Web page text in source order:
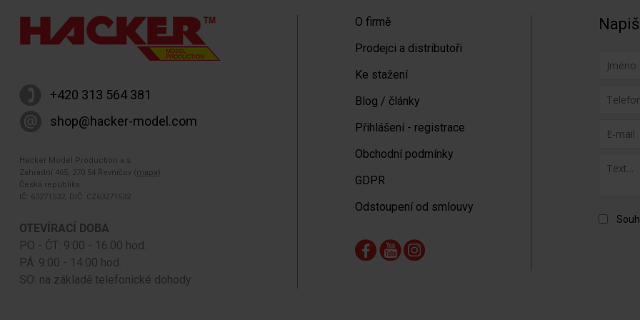
+420 313 564 381
shop@hacker-model.com
Hacker Model Production a.s.
Zahradní 465, 270 54 Řevničov ( mapa )
Česká republika
IČ: 63271532, DIČ: CZ63271532
OTEVÍRACÍ DOBA
PO - ČT: 9:00 - 16:00 hod.
PÁ: 9:00 - 14:00 hod.
SO: na základě telefonické dohody
O firmě
Prodejci a distributoři
Ke stažení
Blog / články
Přihlášení - registrace
Obchodní podmínky
GDPR
Odstoupení od smlouvy